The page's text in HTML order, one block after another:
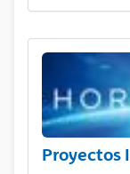
Proyectos